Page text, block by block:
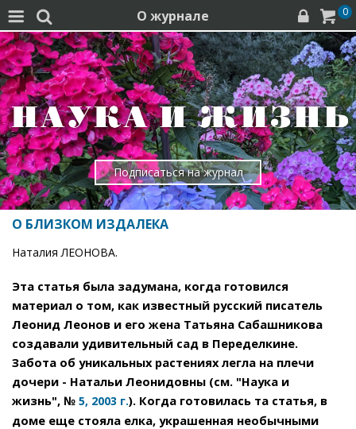
  О журнале   0
Подписаться на журнал
О БЛИЗКОМ ИЗДАЛЕКА
Наталия ЛЕОНОВА.
Эта статья была задумана, когда готовился
материал о том, как известный русский писатель
Леонид Леонов и его жена Татьяна Сабашникова
создавали удивительный сад в Переделкине.
Забота об уникальных растениях легла на плечи
дочери - Натальи Леонидовны (см. "Наука и
жизнь", № 5, 2003 г.). Когда готовилась та статья, в
доме еще стояла елка, украшенная необычными